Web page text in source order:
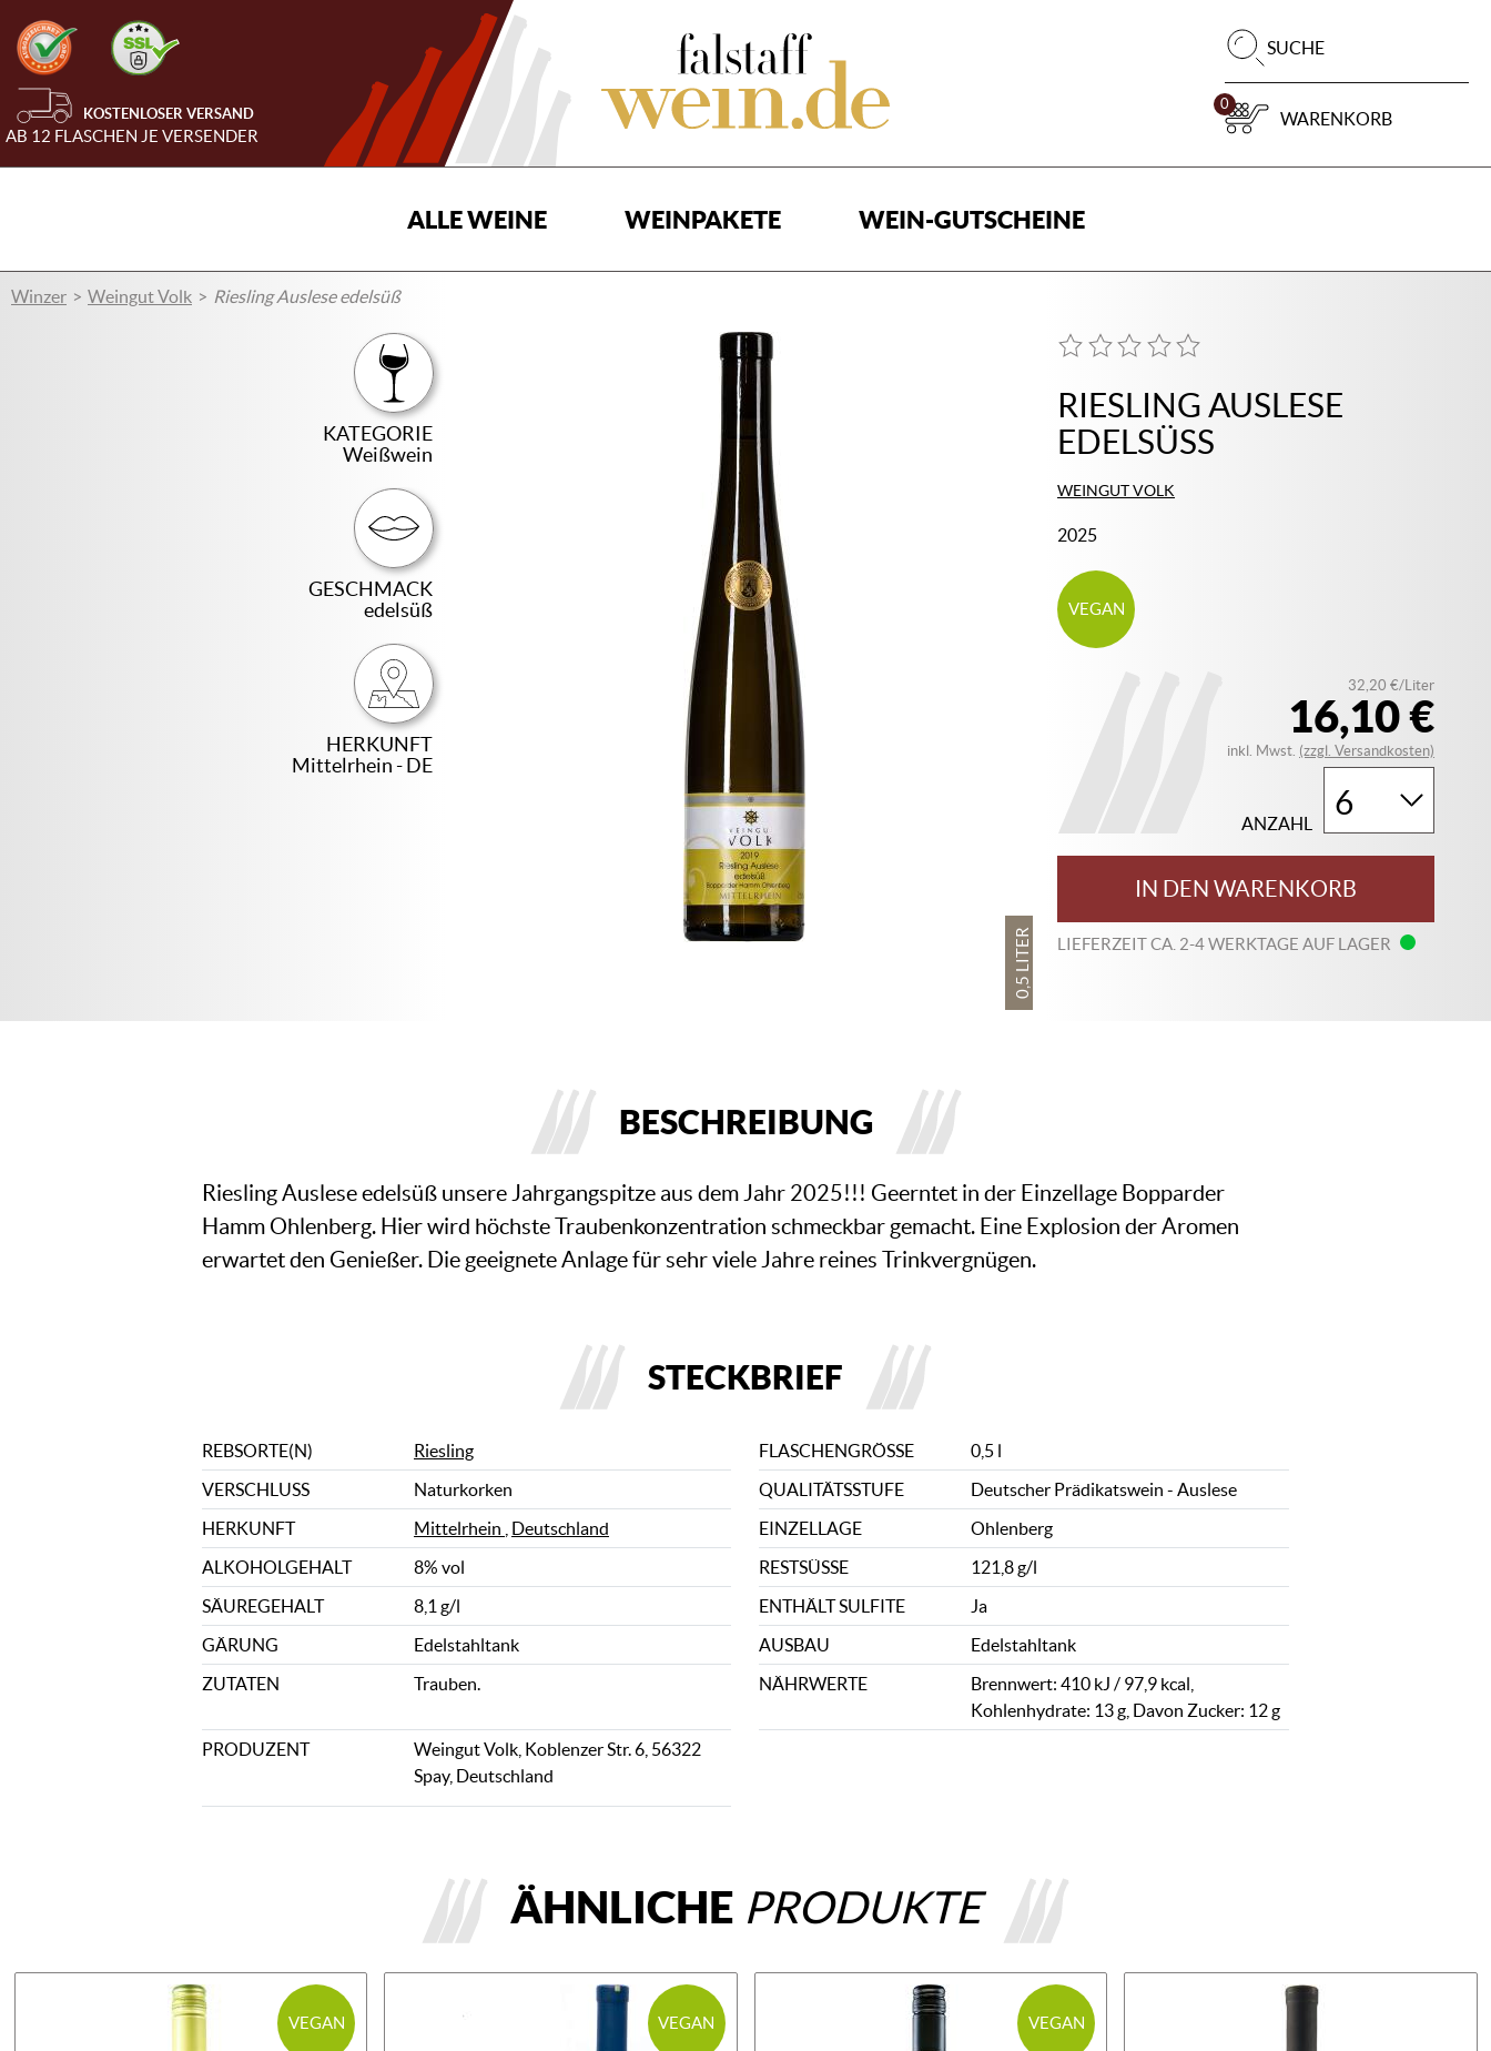
KOSTENLOSER VERSAND
AB 12 FLASCHEN JE VERSENDER
SUCHE
0
WARENKORB
ALLE WEINE WEINPAKETE WEIN-GUTSCHEINE
Winzer Weingut Volk Riesling Auslese edelsüß
0,5 LITER
KATEGORIE
Weißwein
GESCHMACK
edelsüß
HERKUNFT
Mittelrhein - DE
RIESLING AUSLESE
EDELSÜSS
WEINGUT VOLK
2025
VEGAN
16,10 €
32,20 €/Liter
inkl. Mwst. (zzgl. Versandkosten)
ANZAHL
IN DEN WARENKORB
LIEFERZEIT CA. 2-4 WERKTAGE AUF LAGER
BESCHREIBUNG
Riesling Auslese edelsüß unsere Jahrgangspitze aus dem Jahr 2025!!! Geerntet in der Einzellage Bopparder
Hamm Ohlenberg. Hier wird höchste Traubenkonzentration schmeckbar gemacht. Eine Explosion der Aromen
erwartet den Genießer. Die geeignete Anlage für sehr viele Jahre reines Trinkvergnügen.
STECKBRIEF
REBSORTE(N) Riesling FLASCHENGRÖSSE
0,5 l
VERSCHLUSS
Naturkorken QUALITÄTSSTUFE
Deutscher Prädikatswein - Auslese
HERKUNFT
Mittelrhein Deutschland EINZELLAGE
Ohlenberg
ALKOHOLGEHALT
8% vol RESTSÜSSE
121,8 g/l
SÄUREGEHALT
8,1 g/l ENTHÄLT SULFITE
Ja
GÄRUNG
Edelstahltank AUSBAU
Edelstahltank
ZUTATEN
Trauben. NÄHRWERTE
Brennwert: 410 kJ / 97,9 kcal,
Kohlenhydrate: 13 g, Davon Zucker: 12 g
PRODUZENT
Weingut Volk, Koblenzer Str. 6, 56322
Spay, Deutschland
ÄHNLICHE PRODUKTE
VEGAN VEGAN VEGAN